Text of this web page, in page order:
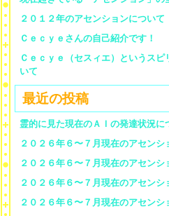
２０１２年のアセンションについて
Ｃｅｃｙｅさんの自己紹介です！
Ｃｅｃｙｅ（セスィエ）というス
いて
最近の投稿
霊的に見た現在のＡＩの発達状況
２０２６年６〜７月現在のアセン
２０２６年６〜７月現在のアセン
２０２６年６〜７月現在のアセン
２０２６年６〜７月現在のアセン